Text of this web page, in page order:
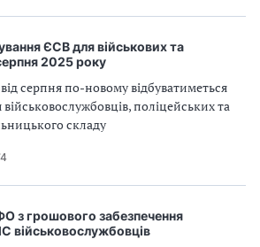
ЄСВ для військових та
2025 року
серпня по-новому відбуватиметься
поліцейських та
складу
з грошового забезпечення
військовослужбовців